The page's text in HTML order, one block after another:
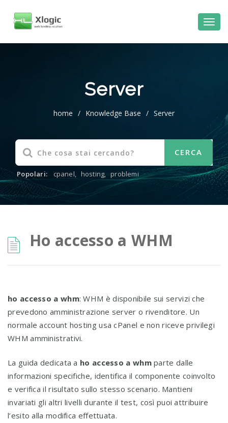
Server
home / Knowledge Base / Server
Popolari: cpanel, hosting, problemi
Ho accesso a WHM
ho accesso a whm: WHM è disponibile sui servizi che
prevedono amministrazione server o rivenditore. Un
normale account hosting usa cPanel e non riceve privilegi
WHM amministrativi.
La guida dedicata a ho accesso a whmparte dalle
informazioni specifiche, identifica il componente coinvolto
e verifica il risultato sullo stesso scenario. Mantieni
invariati gli altri livelli durante il test, così puoi attribuire
l’esito alla modifica effettuata.